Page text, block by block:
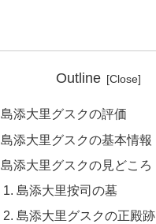
Outline
島添大里グスクの評価
島添大里グスクの基本情報
島添大里グスクの見どころ
島添大里按司の墓
島添大里グスクの正殿跡